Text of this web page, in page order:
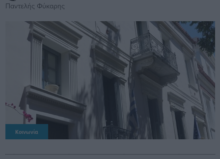
Παντελής Φύκαρης
Κοινωνία